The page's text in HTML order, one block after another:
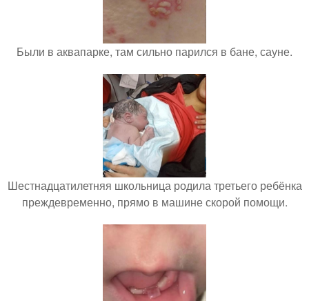
Были в аквапарке, там сильно парился в бане, сауне.
Шестнадцатилетняя школьница родила третьего ребёнка
преждевременно, прямо в машине скорой помощи.